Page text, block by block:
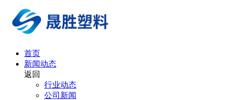
首页
新闻动态
返回
行业动态
公司新闻